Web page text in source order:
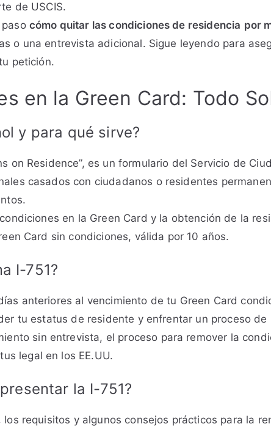
de USCIS.
cómo quitar las condiciones de residencia por
o una entrevista adicional. Sigue leyendo para
petición.
en la Green Card: Todo
y para qué sirve?
on Residence”, es un formulario del Servicio de
casados con ciudadanos o residentes
en la Green Card y la obtención de la
Card sin condiciones, válida por 10 años.
I-751?
anteriores al vencimiento de tu Green Card
tu estatus de residente y enfrentar un proceso de
sin entrevista, el proceso para remover la
legal en los EE.UU.
la I-751?
requisitos y algunos consejos prácticos para la